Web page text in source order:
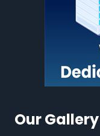
Our Gallery